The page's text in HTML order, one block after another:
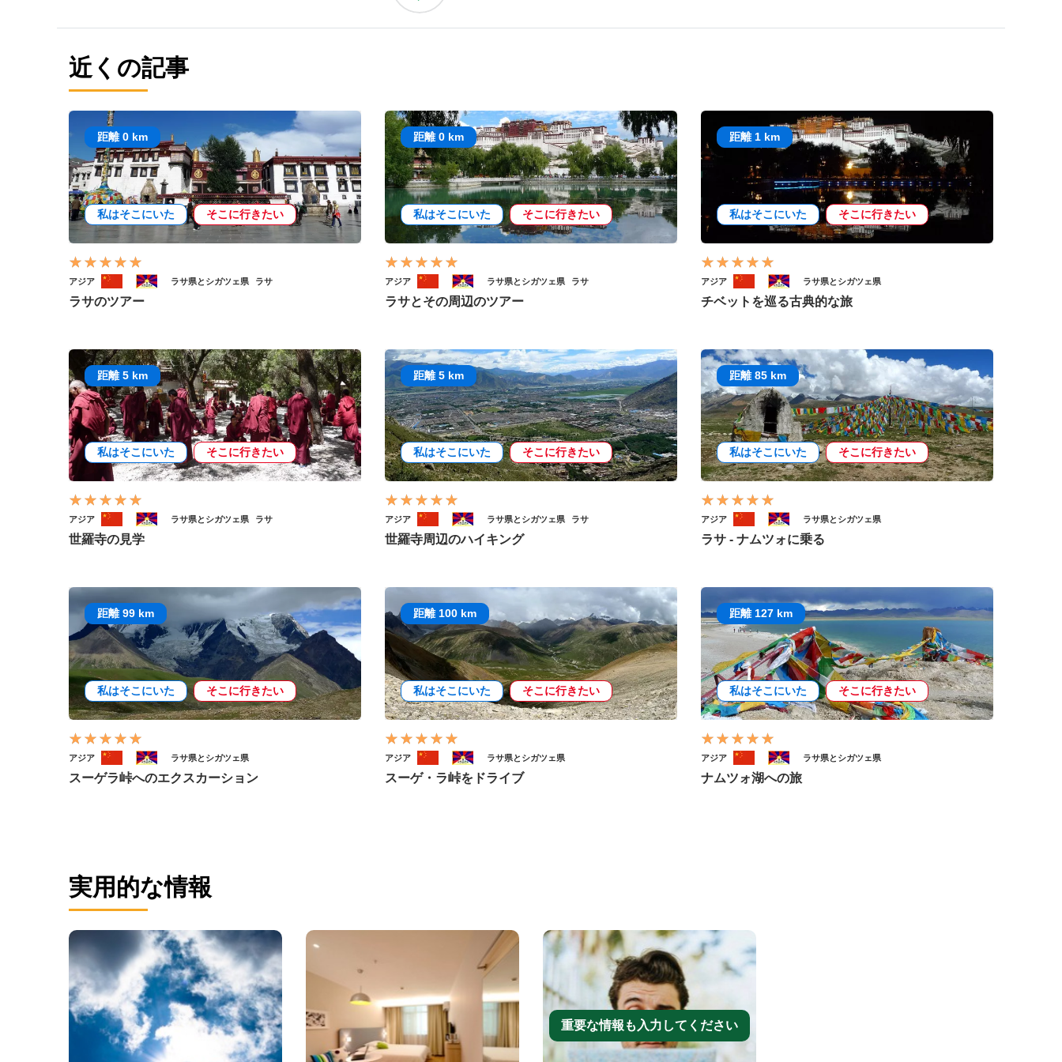
近くの記事
距離 0 km
私はそこにいた そこに行きたい
アジア ラサ県とシガツェ県 ラサ
ラサのツアー
距離 0 km
私はそこにいた そこに行きたい
アジア ラサ県とシガツェ県 ラサ
ラサとその周辺のツアー
距離 1 km
私はそこにいた そこに行きたい
アジア ラサ県とシガツェ県
チベットを巡る古典的な旅
距離 5 km
私はそこにいた そこに行きたい
アジア ラサ県とシガツェ県 ラサ
世羅寺の見学
距離 5 km
私はそこにいた そこに行きたい
アジア ラサ県とシガツェ県 ラサ
世羅寺周辺のハイキング
距離 85 km
私はそこにいた そこに行きたい
アジア ラサ県とシガツェ県
ラサ - ナムツォに乗る
距離 99 km
私はそこにいた そこに行きたい
アジア ラサ県とシガツェ県
スーゲラ峠へのエクスカーション
距離 100 km
私はそこにいた そこに行きたい
アジア ラサ県とシガツェ県
スーゲ・ラ峠をドライブ
距離 127 km
私はそこにいた そこに行きたい
アジア ラサ県とシガツェ県
ナムツォ湖への旅
実用的な情報
重要な情報も入力してください